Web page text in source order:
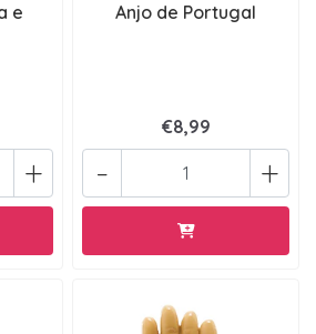
e
+
Anjo de Portugal
€8,99
+
-